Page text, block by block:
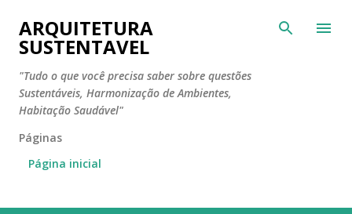
Pular para o conteúdo principal
ARQUITETURA
SUSTENTAVEL
"Tudo o que você precisa saber sobre questões
Sustentáveis, Harmonização de Ambientes,
Habitação Saudável"
Páginas
Página inicial